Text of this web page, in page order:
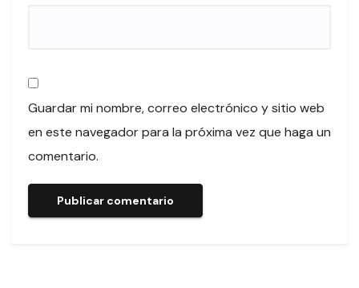
Guardar mi nombre, correo electrónico y sitio web
en este navegador para la próxima vez que haga un
comentario.